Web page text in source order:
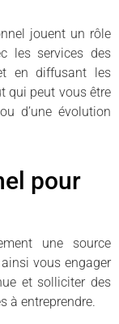
jouent un rôle
les services des
en diffusant les
qui peut vous être
d’une évolution
pour
une source
vous engager
et solliciter des
à entreprendre.